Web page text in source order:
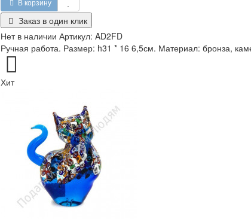
В корзину
Заказ в один клик
Нет в наличии Артикул: AD2FD
Ручная работа. Размер: h31 * 16 6,5см. Материал: бронза,
Хит